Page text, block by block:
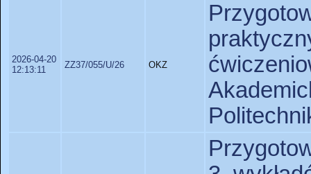
2026-04-20
12:13:11
ZZ37/055/U/26 OKZ